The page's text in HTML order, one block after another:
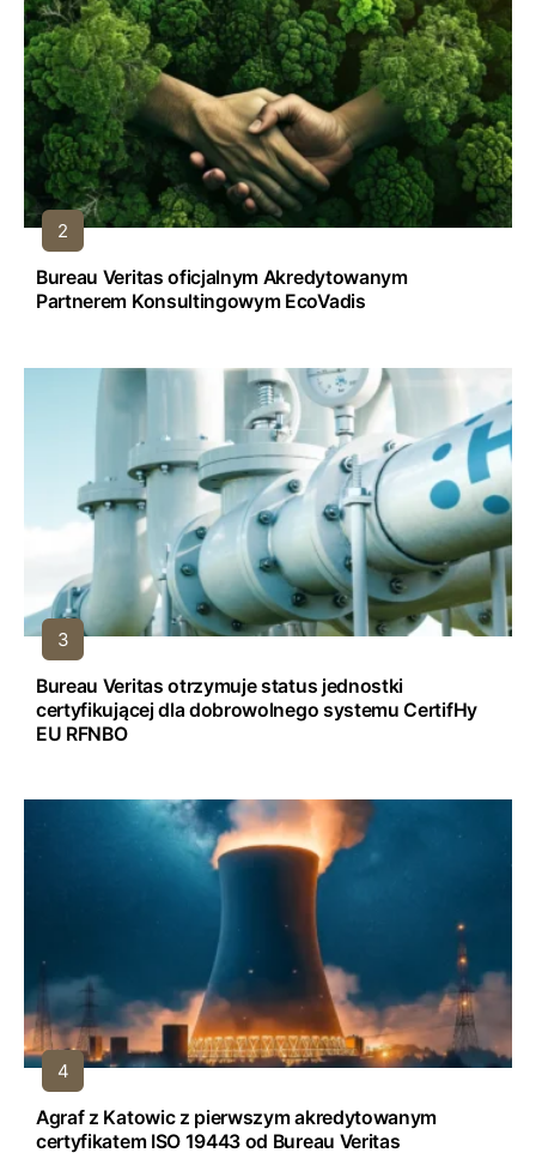
Bureau Veritas oficjalnym Akredytowanym
Partnerem Konsultingowym EcoVadis
Bureau Veritas otrzymuje status jednostki
certyfikującej dla dobrowolnego systemu CertifHy
EU RFNBO
Agraf z Katowic z pierwszym akredytowanym
certyfikatem ISO 19443 od Bureau Veritas